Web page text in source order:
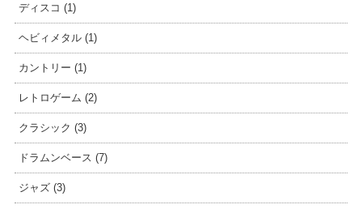
ディスコ (1)
ヘビィメタル (1)
カントリー (1)
レトロゲーム (2)
クラシック (3)
ドラムンベース (7)
ジャズ (3)